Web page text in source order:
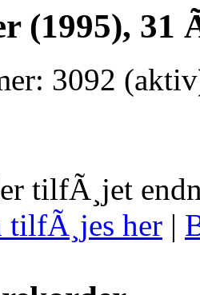
(1995), 31
3092
tilfÃ¸jet
her |